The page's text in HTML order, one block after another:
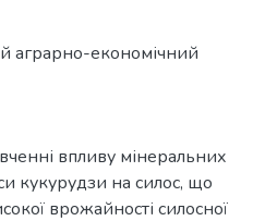
аграрно-економічний
впливу мінеральних
кукурудзи на силос, що
врожайності силосної